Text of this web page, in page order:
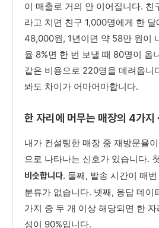
이 매출로 거의 안 이어집니다. 친
라고 치면 친구 1,000명에게 한
48,000원, 1년이면 약 58만 원이
율 8%면 한 번 보낼 때 80명이 옵
같은 비용으로 220명을 데려옵니
봐도 차이가 어마어마합니다.
한 자리에 머무는 매장의 4가지
내가 컨설팅한 매장 중 재방문율
으로 나타나는 신호가 있습니다.
비슷합니다. 둘째, 발송 시간이 매
분류가 없습니다. 넷째, 응답 데이
가지 중 두 개 이상 해당되면 한
성이 90%입니다.